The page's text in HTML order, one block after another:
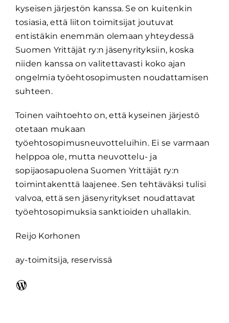
kyseisen järjestön kanssa. Se on kuitenkin
tosiasia, että liiton toimitsijat joutuvat
entistäkin enemmän olemaan yhteydessä
Suomen Yrittäjät ry:n jäsenyrityksiin, koska
niiden kanssa on valitettavasti koko ajan
ongelmia työehtosopimusten noudattamisen
suhteen.
Toinen vaihtoehto on, että kyseinen järjestö
otetaan mukaan
työehtosopimusneuvotteluihin. Ei se varmaan
helppoa ole, mutta neuvottelu- ja
sopijaosapuolena Suomen Yrittäjät ry:n
toimintakenttä laajenee. Sen tehtäväksi tulisi
valvoa, että sen jäsenyritykset noudattavat
työehtosopimuksia sanktioiden uhallakin.
Reijo Korhonen
ay-toimitsija, reservissä
WordPress